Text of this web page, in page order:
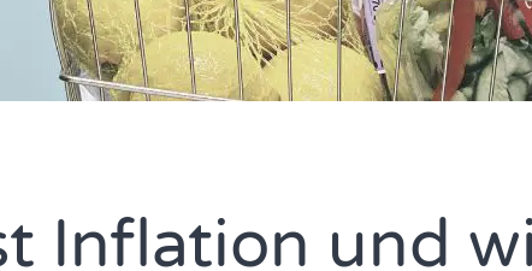
Inflation und